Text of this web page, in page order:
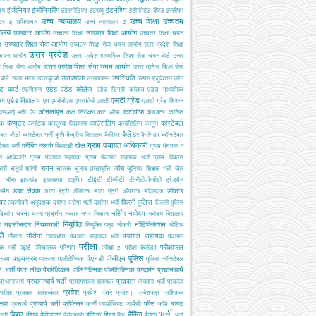
इंजीनियर इंजीनियरिंग इंटरमीडिएट इंटरव्यू इंटर्नशिप इंटीग्रेटेड बीएड इस्तीफा
ई अधियाचन उच्च न्यायालय उच्च न्यायालय z उच्च शिक्षा उच्चतम
उच्चतर आयोग उच्चतर शिक्षा उच्चतर शिक्षा आयोग उच्चतर शिक्षा चयन
उच्चतर शिक्षा सेवा आयोग उच्चतर शिक्षा सेवा चयन आयोग उतर प्रदेश शिक्षा
आयोग उत्तर प्रदेश उत्तर प्रदेश माध्यमिक शिक्षा सेवा चयन बोर्ड उत्तर
शिक्षा सेवा आयोग उत्तर प्रदेश शिक्षा सेवा चयन आयोग उत्तर प्रदेश शिक्षा सेवा
उत्तर माला उत्तरकुंजी उत्तरमाला उत्तराखण्ड उपस्थिति उप्पस एजूकेशन लोन
कार्ड एडमिशन एडेड एडेड कॉलेज एडेड डिग्री कॉलेज एडेड माध्यमिक
एडेड विद्यालय एप एमबीबीएस एयरफोर्स एलटी एलटी ग्रेड एलटी ग्रेड शिक्षक
भर्ती ऐप ऑनलाइन कक्ष निरीक्षण कट ऑफ कटऑफ कंडक्टर कनिष्ठ
कंप्यूटर कर्नाटक कस्तूरबा विद्यालय काउंसलिंग काउंसिलिंग कानून कांस्टेबल
जीडी कांस्टेबल भर्ती कृषि केंद्रीय विद्यालय कैरियर कैलेंडर कैलेण्डर कॉन्स्टेबल
भर्ती कोचिंग क्लर्क खिलाड़ी खेल ग्राम पंचायत अधिकारी ग्राम पंचायत व
अधिकारी ग्राम पंचायत सहायक ग्राम पंचायत सहायक भर्ती ग्राम विकास
चतुर्थ श्रेणी चयन चालक चुनाव छात्रवृत्ति जांच जूनियर शिक्षक भर्ती जेल
जॉब्स
झारखंड झारखण्ड टाइपिंग टीईटी टीजीटी टीजीटी-पीजीटी
ट्रेडमैन
डाक सेवक डाटा इंट्री ऑपरेटर डाटा एंट्री ऑपरेटर डीएलएड डॉक्टर
तकनीकी अनुदेशक दरोगा दरोगा भर्ती दारोगा भर्ती दिल्ली पुलिस दिल्ली पुलिस
धरना धरना-प्रदर्शन नकल नगर निकाय नर्सिंग नवोदय नवोदय विद्यालय
तहसीलदार नियमावली नियुक्ति नियुक्ति पत्र नोकरी नोटिफिकेशन नोटिस
नौसना नौसेना न्यायधीश पंचयात सहायक भर्ती पंचायत सहायक पंचायत
भर्ती पढ़ाई परिचालक परिणाम परीक्षा परीक्षा z परीक्षा कैलेंडर परीक्षाफल
पाठ्यक्रम पात्रता पालीटेक्निक पीएचडी पीसीएस पुलिस पुलिस कॉन्स्टेबल
भर्ती पेपर लीक पैरामेडिकल पॉलिटेक्निक पॉलीटेक्निक प्रदर्शन प्रधानचार्य
प्रधानाचार्य प्रधानाचार्य भर्ती प्रयोगशाला सहायक प्रवक्ता प्रवक्ता भर्ती प्रवक्ता
प्रवक्ता साक्षात्कार प्रवेश प्रवेश पत्र प्रवेश। प्रवेशपत्र प्रशिक्षक
प्राचार्य प्राचार्य भर्ती प्रोफेसर फर्जी फार्मासिस्ट फार्मेसी फीस फॉर्म बजट